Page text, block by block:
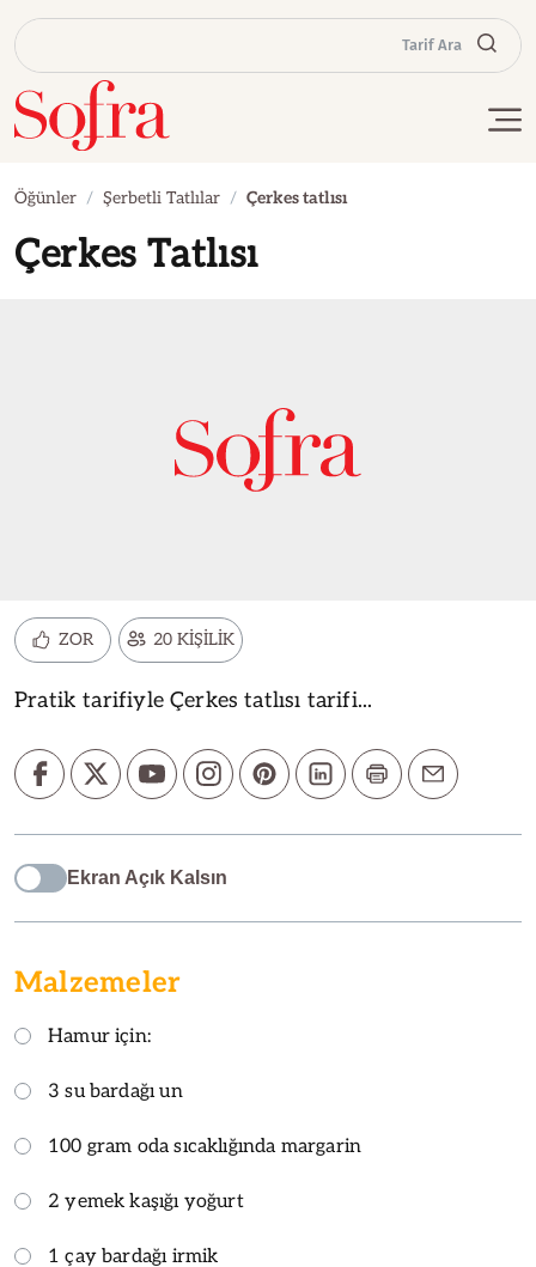
Tarif Ara
Öğünler Şerbetli Tatlılar Çerkes tatlısı
Çerkes Tatlısı
ZOR 20 KİŞİLİK
Pratik tarifiyle Çerkes tatlısı tarifi...
Ekran Açık Kalsın
Malzemeler
Hamur için:
3 su bardağı un
100 gram oda sıcaklığında margarin
2 yemek kaşığı yoğurt
1 çay bardağı irmik